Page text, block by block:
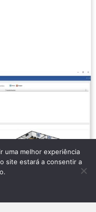
uma melhor experiência
site estará a consentir a